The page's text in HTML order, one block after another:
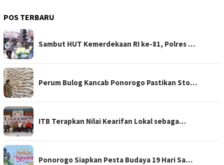
POS TERBARU
Sambut HUT Kemerdekaan RI ke-81, Polres …
Perum Bulog Kancab Ponorogo Pastikan Sto…
ITB Terapkan Nilai Kearifan Lokal sebaga…
Ponorogo Siapkan Pesta Budaya 19 Hari Sa…